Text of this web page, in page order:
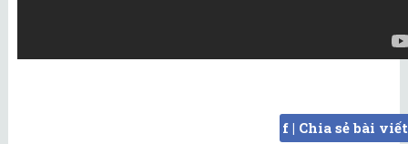
f | Chia sẻ bài viết